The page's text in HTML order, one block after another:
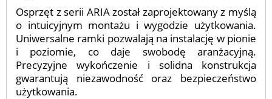
Osprzęt z serii ARIA został zaprojektowany z myślą
o intuicyjnym montażu i wygodzie użytkowania.
Uniwersalne ramki pozwalają na instalację w pionie
i poziomie, co daje swobodę aranżacyjną.
Precyzyjne wykończenie i solidna konstrukcja
gwarantują niezawodność oraz bezpieczeństwo
użytkowania.